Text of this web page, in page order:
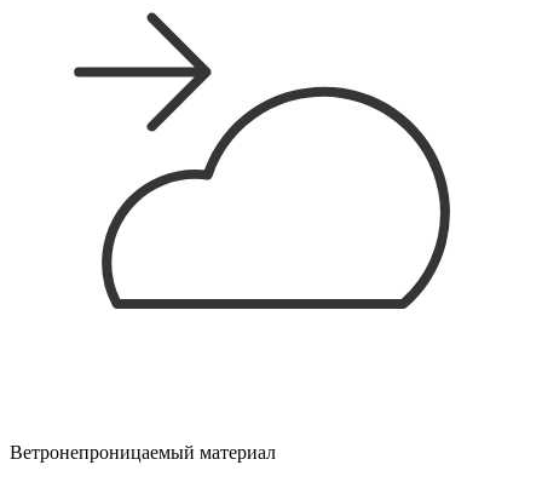
Ветронепроницаемый материал